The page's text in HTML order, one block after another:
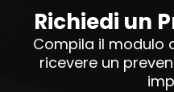
Richiedi un
Compila il modulo
ricevere un